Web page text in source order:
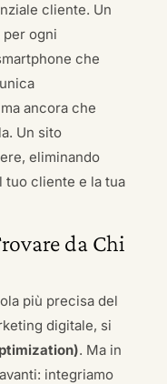
cliente. Un
ogni
che
ancora che
Un sito
eliminando
cliente e la tua
da Chi
più precisa del
digitale, si
. Ma in
integriamo